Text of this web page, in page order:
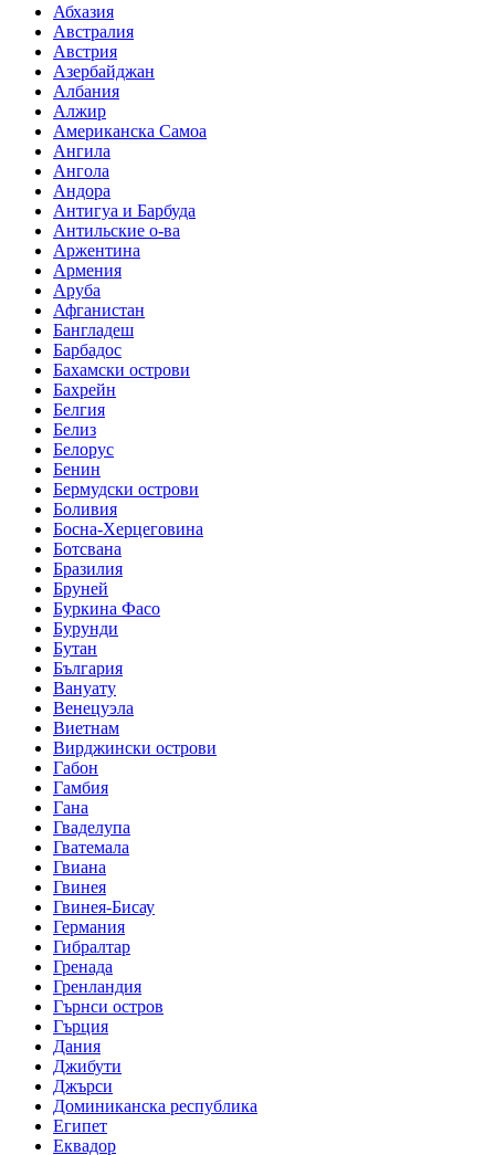
Абхазия
Австралия
Австрия
Азербайджан
Албания
Алжир
Американска Самоа
Ангила
Ангола
Андора
Антигуа и Барбуда
Антильские о-ва
Аржентина
Армения
Аруба
Афганистан
Бангладеш
Барбадос
Бахамски острови
Бахрейн
Белгия
Белиз
Белорус
Бенин
Бермудски острови
Боливия
Босна-Херцеговина
Ботсвана
Бразилия
Бруней
Буркина Фасо
Бурунди
Бутан
България
Вануату
Венецуэла
Виетнам
Вирджински острови
Габон
Гамбия
Гана
Гваделупа
Гватемала
Гвиана
Гвинея
Гвинея-Бисау
Германия
Гибралтар
Гренада
Гренландия
Гърнси остров
Гърция
Дания
Джибути
Джърси
Доминиканска республика
Египет
Еквадор